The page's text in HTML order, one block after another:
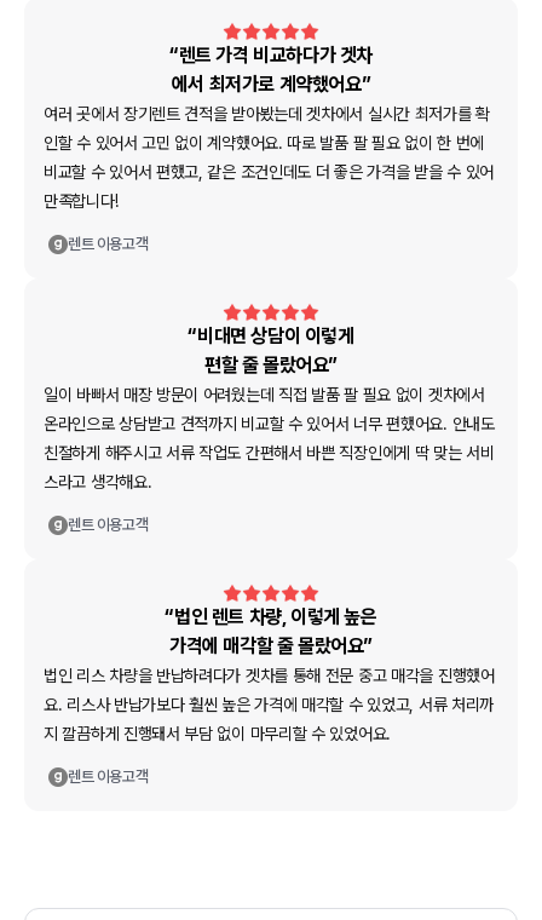
“렌트 가격 비교하다가 겟차
에서 최저가로 계약했어요”
여러 곳에서 장기렌트 견적을 받아봤는데 겟차에서 실시간 최저가를 확
인할 수 있어서 고민 없이 계약했어요. 따로 발품 팔 필요 없이 한 번에
비교할 수 있어서 편했고, 같은 조건인데도 더 좋은 가격을 받을 수 있어
만족합니다!
렌트 이용고객
“비대면 상담이 이렇게
편할 줄 몰랐어요”
일이 바빠서 매장 방문이 어려웠는데 직접 발품 팔 필요 없이 겟차에서
온라인으로 상담받고 견적까지 비교할 수 있어서 너무 편했어요. 안내도
친절하게 해주시고 서류 작업도 간편해서 바쁜 직장인에게 딱 맞는 서비
스라고 생각해요.
렌트 이용고객
“법인 렌트 차량, 이렇게 높은
가격에 매각할 줄 몰랐어요”
법인 리스 차량을 반납하려다가 겟차를 통해 전문 중고 매각을 진행했어
요. 리스사 반납가보다 훨씬 높은 가격에 매각할 수 있었고, 서류 처리까
지 깔끔하게 진행돼서 부담 없이 마무리할 수 있었어요.
렌트 이용고객